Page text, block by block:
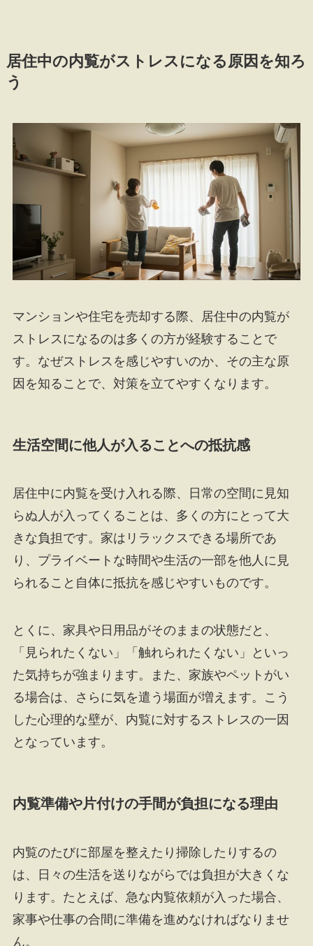
居住中の内覧がストレスになる原因を知ろ
う
マンションや住宅を売却する際、居住中の内覧が
ストレスになるのは多くの方が経験することで
す。なぜストレスを感じやすいのか、その主な原
因を知ることで、対策を立てやすくなります。
生活空間に他人が入ることへの抵抗感
居住中に内覧を受け入れる際、日常の空間に見知
らぬ人が入ってくることは、多くの方にとって大
きな負担です。家はリラックスできる場所であ
り、プライベートな時間や生活の一部を他人に見
られること自体に抵抗を感じやすいものです。
とくに、家具や日用品がそのままの状態だと、
「見られたくない」「触れられたくない」といっ
た気持ちが強まります。また、家族やペットがい
る場合は、さらに気を遣う場面が増えます。こう
した心理的な壁が、内覧に対するストレスの一因
となっています。
内覧準備や片付けの手間が負担になる理由
内覧のたびに部屋を整えたり掃除したりするの
は、日々の生活を送りながらでは負担が大きくな
ります。たとえば、急な内覧依頼が入った場合、
家事や仕事の合間に準備を進めなければなりませ
ん。